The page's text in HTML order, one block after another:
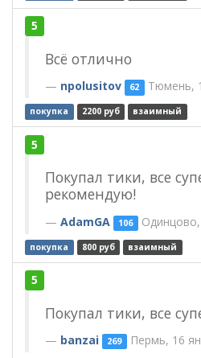
5
Всё отлично
npolusitov 62 Тюмень,
покупка 2200 руб взаимный
5
Покупал тики, все
рекомендую!
AdamGA 106 Одинцово,
покупка 800 руб взаимный
5
Покупал тики, все
banzai 269 Пермь, 16